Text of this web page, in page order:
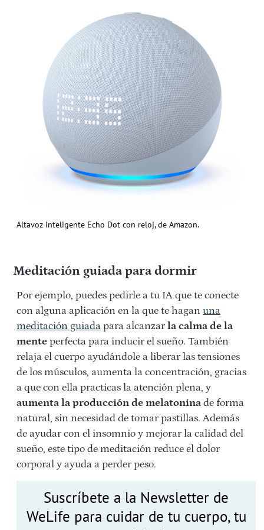
Altavoz inteligente Echo Dot con reloj, de Amazon.
Meditación guiada para dormir
Por ejemplo, puedes pedirle a tu IA que te conecte
con alguna aplicación en la que te hagan una
meditación guiada para alcanzarla calma de la
mente perfecta para inducir el sueño. También
relaja el cuerpo ayudándole a liberar las tensiones
de los músculos, aumenta la concentración, gracias
a que con ella practicas la atención plena, y
aumenta la producción de melatonina de forma
natural, sin necesidad de tomar pastillas. Además
de ayudar con el insomnio y mejorar la calidad del
sueño, este tipo de meditación reduce el dolor
corporal y ayuda a perder peso.
Suscríbete a la Newsletter de
WeLife para cuidar de tu cuerpo, tu